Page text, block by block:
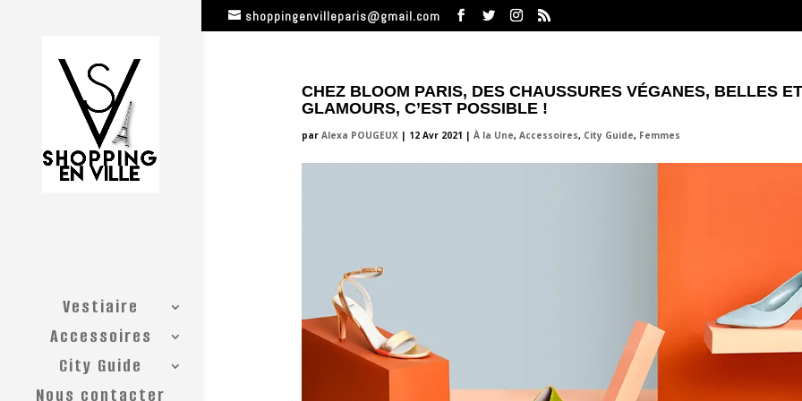
shoppingenvilleparis@gmail.com
Vestiaire
Accessoires
City Guide
Nous contacter
CHEZ BLOOM PARIS, DES CHAUSSURES VÉGANES, BELLES ET
GLAMOURS, C’EST POSSIBLE !
par Alexa POUGEUX| 12 Avr 2021 | À la Une, Accessoires, City Guide, Femmes